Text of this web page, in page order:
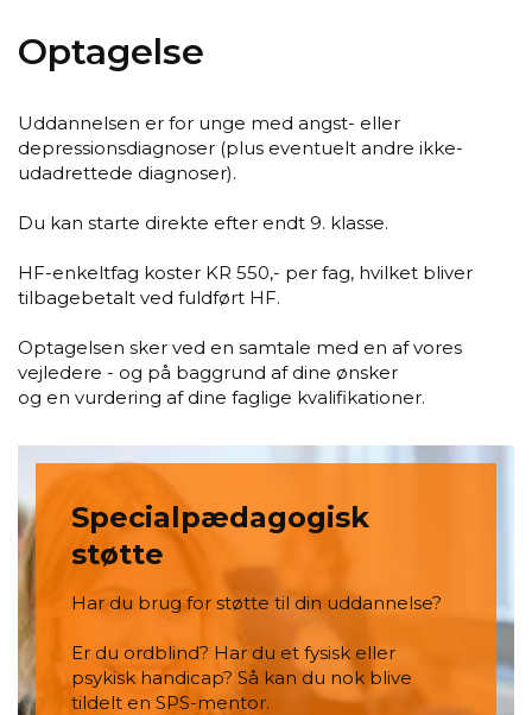
Optagelse
Uddannelsen er for unge med angst- eller
depressionsdiagnoser (plus eventuelt andre ikke-
udadrettede diagnoser).
Du kan starte direkte efter endt 9. klasse.
HF-enkeltfag koster KR 550,- per fag, hvilket bliver
tilbagebetalt ved fuldført HF.
Optagelsen sker ved en samtale med en af vores
vejledere - og på baggrund af dine ønsker
og en vurdering af dine faglige kvalifikationer.
Specialpædagogisk
støtte
Har du brug for støtte til din uddannelse?
Er du ordblind? Har du et fysisk eller
psykisk handicap? Så kan du nok blive
tildelt en SPS-mentor.